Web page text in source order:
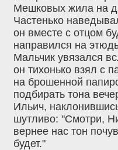
Мешковых жила на
Частенько
он вместе с отцом
направился на
Мальчик увязался
он тихонько взял с
на брошенной
подбирать тона
Ильич,
шутливо: "Смотри,
вернее нас тон
будет."